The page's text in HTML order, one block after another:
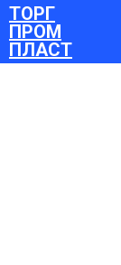
ТОРГ
ПРОМ
ПЛАСТ